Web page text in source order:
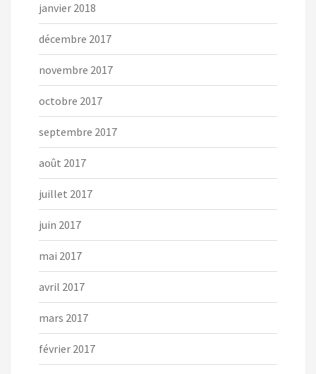
janvier 2018
décembre 2017
novembre 2017
octobre 2017
septembre 2017
août 2017
juillet 2017
juin 2017
mai 2017
avril 2017
mars 2017
février 2017